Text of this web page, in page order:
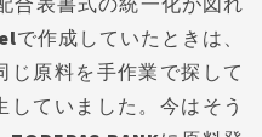
で作成していたときは、
じ原料を手作業で探して
ていました。今はそう